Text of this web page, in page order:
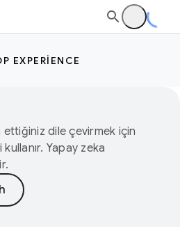
EXPERIENCE
dile çevirmek için
Yapay zeka